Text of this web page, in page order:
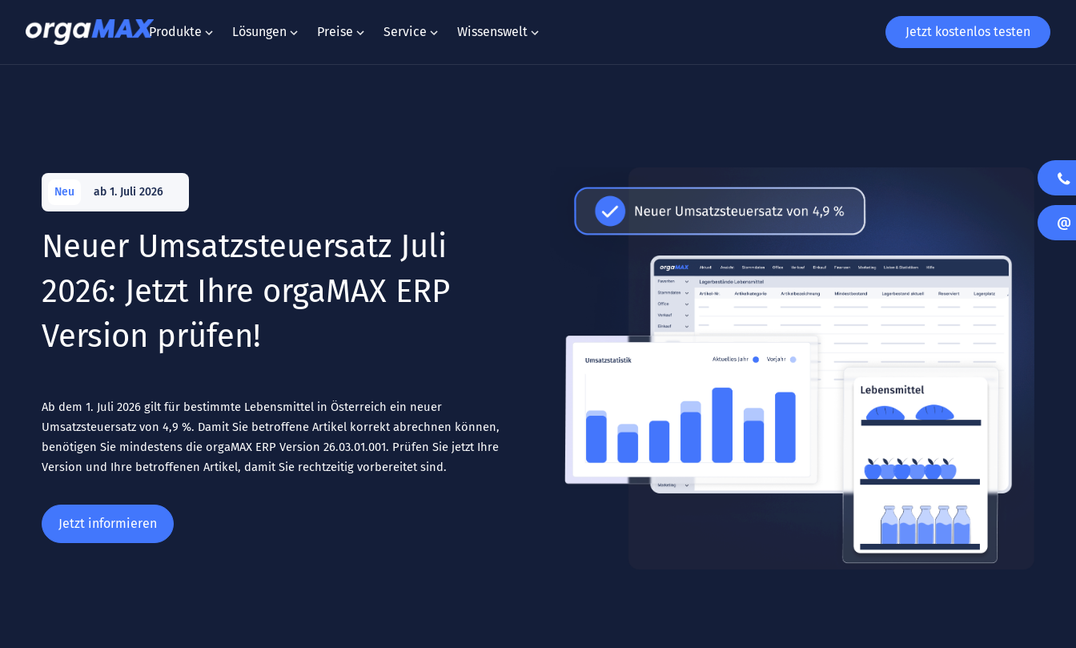
Produkte Lösungen Preise Service Wissenswelt Jetzt kostenlos testen
Neu ab 1. Juli 2026
Neuer Umsatzsteuersatz Juli
2026: Jetzt Ihre orgaMAX ERP
Version prüfen!
Ab dem 1. Juli 2026 gilt für bestimmte Lebensmittel in Österreich ein neuer
Umsatzsteuersatz von 4,9 %. Damit Sie betroffene Artikel korrekt abrechnen können,
benötigen Sie mindestens die orgaMAX ERP Version 26.03.01.001. Prüfen Sie jetzt Ihre
Version und Ihre betroffenen Artikel, damit Sie rechtzeitig vorbereitet sind.
Jetzt informieren